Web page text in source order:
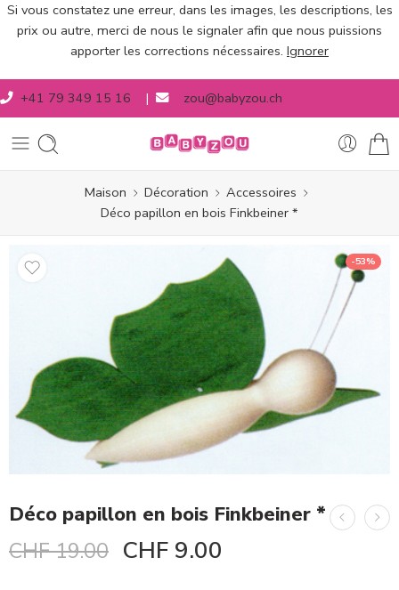
Si vous constatez une erreur, dans les images, les descriptions, les
prix ou autre, merci de nous le signaler afin que nous puissions
apporter les corrections nécessaires. Ignorer
+41 79 349 15 16 | zou@babyzou.ch
Maison Décoration
Accessoires
Déco papillon en bois Finkbeiner *
-53%
Déco papillon en bois Finkbeiner *
CHF19.00 CHF 9.00